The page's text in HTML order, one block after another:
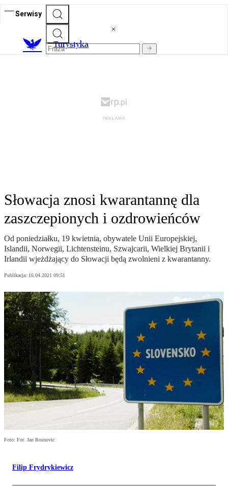
Serwisy
Turystyka
Słowacja znosi kwarantannę dla
zaszczepionych i ozdrowieńców
Od poniedziałku, 19 kwietnia, obywatele Unii Europejskiej,
Islandii, Norwegii, Lichtensteinu, Szwajcarii, Wielkiej Brytanii i
Irlandii wjeżdżający do Słowacji będą zwolnieni z kwarantanny.
Publikacja: 16.04.2021 09:51
Foto: Fot. Jan Bosnovic
Filip Frydrykiewicz